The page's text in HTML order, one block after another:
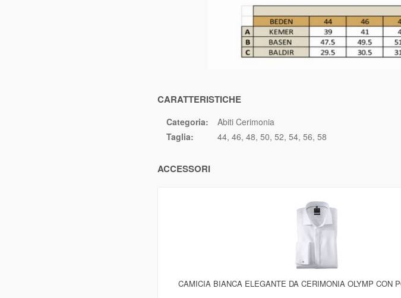
CARATTERISTICHE
Categoria:
Abiti Cerimonia
Taglia:
44 46 48 50 52 54 56 58
ACCESSORI
CAMICIA BIANCA ELEGANTE DA CERIMONIA OLYMP CON